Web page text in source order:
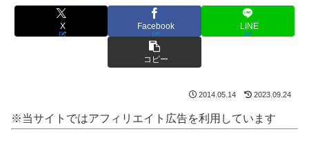
X Facebook LINE
コピー
2014.05.14 2023.09.24
※当サイトではアフィリエイト広告を利用しています